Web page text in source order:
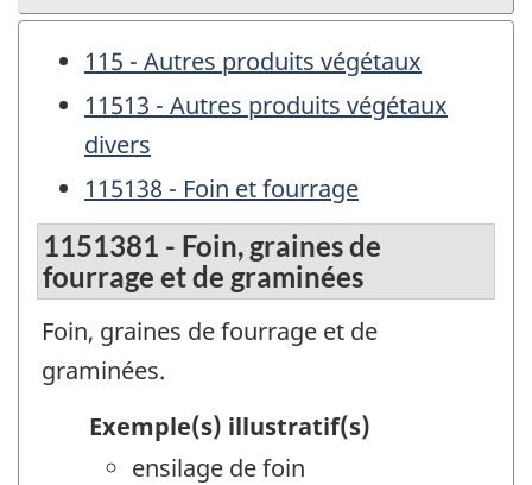
115 - Autres produits végétaux
11513 - Autres produits végétaux
divers
115138 - Foin et fourrage
1151381 - Foin, graines de
fourrage et de graminées
Foin, graines de fourrage et de
graminées.
Exemple(s) illustratif(s)
ensilage de foin